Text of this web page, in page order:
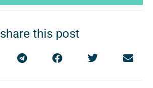
share this post